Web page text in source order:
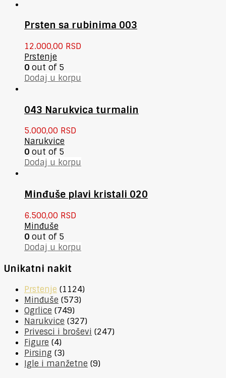
Prsten sa rubinima 003
12.000,00 RSD
Prstenje
0 out of 5
Dodaj u korpu
043 Narukvica turmalin
5.000,00 RSD
Narukvice
0 out of 5
Dodaj u korpu
Minđuše plavi kristali 020
6.500,00 RSD
Minđuše
0 out of 5
Dodaj u korpu
Unikatni nakit
Prstenje (1124)
Minđuše (573)
Ogrlice (749)
Narukvice (327)
Privesci i broševi (247)
Figure (4)
Pirsing (3)
Igle i manžetne (9)